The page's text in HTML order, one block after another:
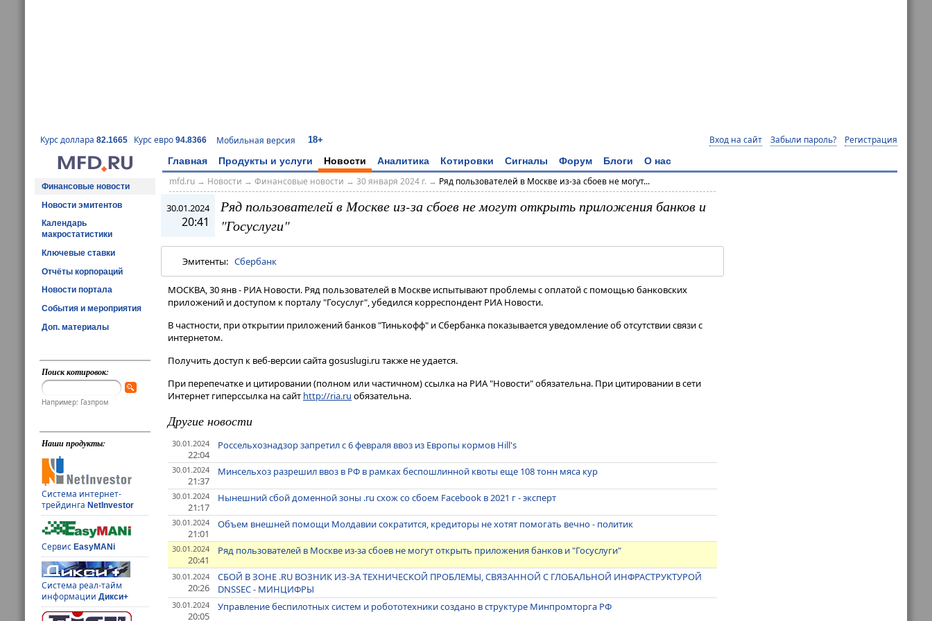
Курс доллара 82.1665 Курс евро 94.8366 Мобильная версия 18+ Вход на сайт Забыли пароль? Регистрация
Главная Продукты и услуги Новости Аналитика Котировки Сигналы Форум Блоги О нас
Финансовые новости
Новости эмитентов
Календарь
макростатистики
Ключевые ставки
Отчёты корпораций
Новости портала
События и мероприятия
Доп. материалы
Поиск котировок:
Например: Газпром
Наши продукты:
Система интернет-
трейдингаNetInvestor
СервисEasyMANi
Система реал-тайм
информацииДикси+
mfd.ru→ Новости → Финансовые новости → 30 января 2024 г. → Ряд пользователей в Москве из-за сбоев не могут...
30.01.2024
20:41
Ряд пользователей в Москве из-за сбоев не могут открыть приложения банков и
"Госуслуги"
Эмитенты: Сбербанк
МОСКВА, 30 янв - РИА Новости. Ряд пользователей в Москве испытывают проблемы с оплатой с помощью банковских
приложений и доступом к порталу "Госуслуг", убедился корреспондент РИА Новости.
В частности, при открытии приложений банков "Тинькофф" и Сбербанка показывается уведомление об отсутствии связи с
интернетом​​​.
Получить доступ к веб-версии сайта gosuslugi.ru также не удается.
При перепечатке и цитировании (полном или частичном) ссылка на РИА "Новости" обязательна. При цитировании в сети
Интернет гиперссылка на сайт http://ria.ru обязательна.
Другие новости
30.01.2024
22:04
Россельхознадзор запретил с 6 февраля ввоз из Европы кормов Hill's
30.01.2024
21:37
Минсельхоз разрешил ввоз в РФ в рамках беспошлинной квоты еще 108 тонн мяса кур
30.01.2024
21:17
Нынешний сбой доменной зоны .ru схож со сбоем Facebook в 2021 г - эксперт
30.01.2024
21:01
Объем внешней помощи Молдавии сократится, кредиторы не хотят помогать вечно - политик
30.01.2024
20:41
Ряд пользователей в Москве из-за сбоев не могут открыть приложения банков и "Госуслуги"
30.01.2024
20:26
СБОЙ В ЗОНЕ .RU ВОЗНИК ИЗ-ЗА ТЕХНИЧЕСКОЙ ПРОБЛЕМЫ, СВЯЗАННОЙ С ГЛОБАЛЬНОЙ ИНФРАСТРУКТУРОЙ
DNSSEC - МИНЦИФРЫ
30.01.2024
20:05
Управление беспилотных систем и робототехники создано в структуре Минпромторга РФ